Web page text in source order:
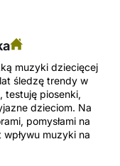
muzyki dziecięcej
śledzę trendy w
testuję piosenki,
dzieciom. Na
pomysłami na
muzyki na